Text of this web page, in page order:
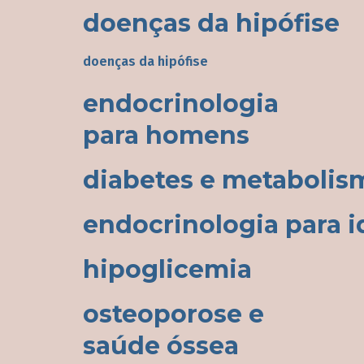
doenças da hipófise
doenças da hipófise
endocrinologia
para homens
diabetes e
endocrinologia para
hipoglicemia
osteoporose e
saúde óssea